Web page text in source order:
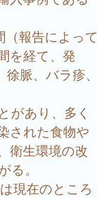
報告によって
を経て、発
脈、バラ疹、
があり、多く
された食物や
衛生環境の改
る。
現在のところ